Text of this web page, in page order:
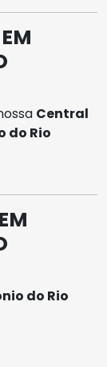
Central
do Rio
do Rio